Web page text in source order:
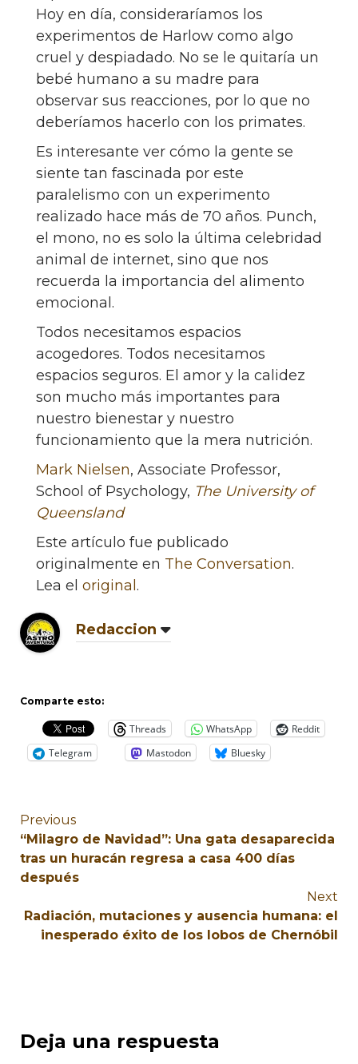
Hoy en día, consideraríamos los
experimentos de Harlow como algo
cruel y despiadado. No se le quitaría un
bebé humano a su madre para
observar sus reacciones, por lo que no
deberíamos hacerlo con los primates.
Es interesante ver cómo la gente se
siente tan fascinada por este
paralelismo con un experimento
realizado hace más de 70 años. Punch,
el mono, no es solo la última celebridad
animal de internet, sino que nos
recuerda la importancia del alimento
emocional.
Todos necesitamos espacios
acogedores. Todos necesitamos
espacios seguros. El amor y la calidez
son mucho más importantes para
nuestro bienestar y nuestro
funcionamiento que la mera nutrición.
Mark Nielsen, Associate Professor,
School of Psychology, The University of
Queensland
Este artículo fue publicado
originalmente en The Conversation.
Lea el original .
Redaccion
Comparte esto:
Threads WhatsApp
Reddit
Telegram
Mastodon Bluesky
Previous
“Milagro de Navidad”: Una gata desaparecida
tras un huracán regresa a casa 400 días
después
Next
Radiación, mutaciones y ausencia humana: el
inesperado éxito de los lobos de Chernóbil
Deja una respuesta